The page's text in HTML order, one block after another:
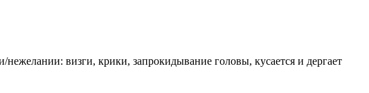
визги, крики, запрокидывание головы, кусается и дергает